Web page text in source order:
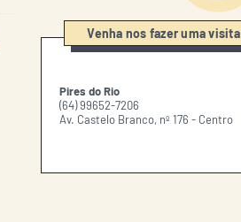
Venha nos fazer uma visita
Pires do Rio
(64) 99652-7206
Av. Castelo Branco, nº 176 - Centro